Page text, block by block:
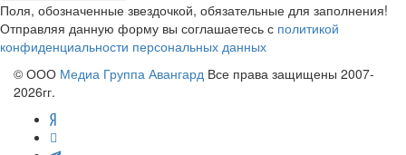
Поля, обозначенные звездочкой, обязательные для заполнения!
Отправляя данную форму вы соглашаетесь с политикой
конфиденциальности персональных данных
© ООО Медиа Группа Авангард Все права защищены 2007-
2026гг.